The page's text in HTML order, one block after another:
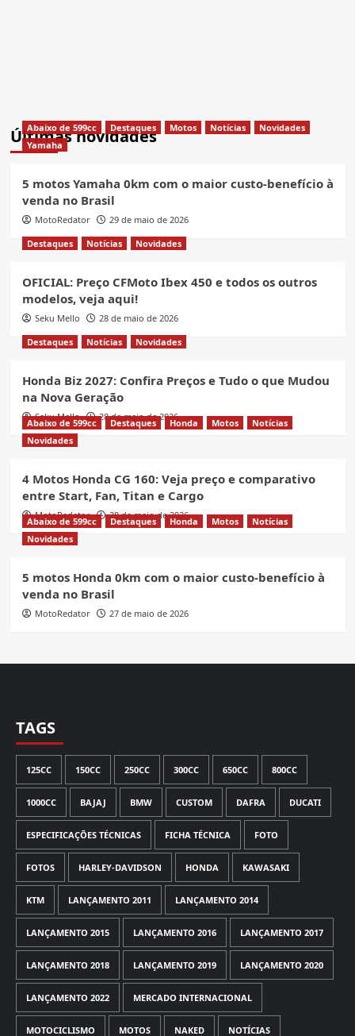
Últimas novidades
Abaixo de 599cc Destaques Motos Notícias
Novidades
Yamaha
5 motos Yamaha 0km com o maior custo-benefício à
venda no Brasil
MotoRedator
29 de maio de 2026
Destaques
Notícias Novidades
OFICIAL: Preço CFMoto Ibex 450 e todos os outros
modelos, veja aqui!
Seku Mello
28 de maio de 2026
Destaques
Notícias Novidades
Honda Biz 2027: Confira Preços e Tudo o que Mudou
na Nova Geração
Seku Mello 28 de maio de 2026
Abaixo de 599cc Destaques Honda Motos
Notícias
Novidades
4 Motos Honda CG 160: Veja preço e comparativo
entre Start, Fan, Titan e Cargo
MotoRedator 28 de maio de 2026
Abaixo de 599cc Destaques Honda Motos
Notícias
Novidades
5 motos Honda 0km com o maior custo-benefício à
venda no Brasil
MotoRedator 27 de maio de 2026
TAGS
125CC 150CC 250CC 300CC 650CC 800CC
1000CC BAJAJ BMW CUSTOM DAFRA DUCATI
ESPECIFICAÇÕES TÉCNICAS FICHA TÉCNICA FOTO
FOTOS HARLEY-DAVIDSON HONDA KAWASAKI
KTM LANÇAMENTO 2011 LANÇAMENTO 2014
LANÇAMENTO 2015 LANÇAMENTO 2016 LANÇAMENTO 2017
LANÇAMENTO 2018 LANÇAMENTO 2019 LANÇAMENTO 2020
LANÇAMENTO 2022 MERCADO INTERNACIONAL
MOTOCICLISMO MOTOS NAKED NOTÍCIAS